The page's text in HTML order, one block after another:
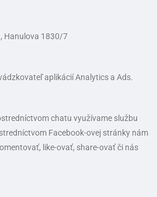
Hanulova 1830/7
aplikácií Analytics a Ads.
chatu využívame službu
Facebook-ovej stránky nám
like-ovať, share-ovať či nás